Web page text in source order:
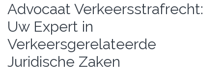
Advocaat Verkeersstrafrecht:
Uw Expert in
Verkeersgerelateerde
Juridische Zaken